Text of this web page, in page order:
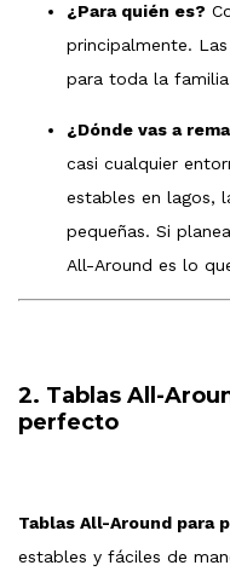
¿Para quién es?
principalmente.
para toda la
¿Dónde vas a
casi cualquier
estables en lagos,
pequeñas. Si
All-Around es lo
2. Tablas All-
perfecto
Tablas All-Around para
estables y fáciles de